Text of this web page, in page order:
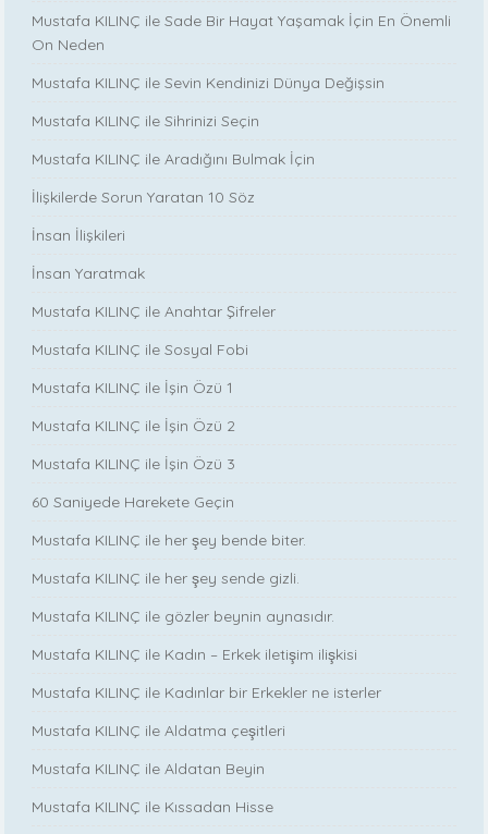
Mustafa KILINÇ ile Sade Bir Hayat Yaşamak İçin En Önemli
On Neden
Mustafa KILINÇ ile Sevin Kendinizi Dünya Değişsin
Mustafa KILINÇ ile Sihrinizi Seçin
Mustafa KILINÇ ile Aradığını Bulmak İçin
İlişkilerde Sorun Yaratan 10 Söz
İnsan İlişkileri
İnsan Yaratmak
Mustafa KILINÇ ile Anahtar Şifreler
Mustafa KILINÇ ile Sosyal Fobi
Mustafa KILINÇ ile İşin Özü 1
Mustafa KILINÇ ile İşin Özü 2
Mustafa KILINÇ ile İşin Özü 3
60 Saniyede Harekete Geçin
Mustafa KILINÇ ile her şey bende biter.
Mustafa KILINÇ ile her şey sende gizli.
Mustafa KILINÇ ile gözler beynin aynasıdır.
Mustafa KILINÇ ile Kadın – Erkek iletişim ilişkisi
Mustafa KILINÇ ile Kadınlar bir Erkekler ne isterler
Mustafa KILINÇ ile Aldatma çeşitleri
Mustafa KILINÇ ile Aldatan Beyin
Mustafa KILINÇ ile Kıssadan Hisse